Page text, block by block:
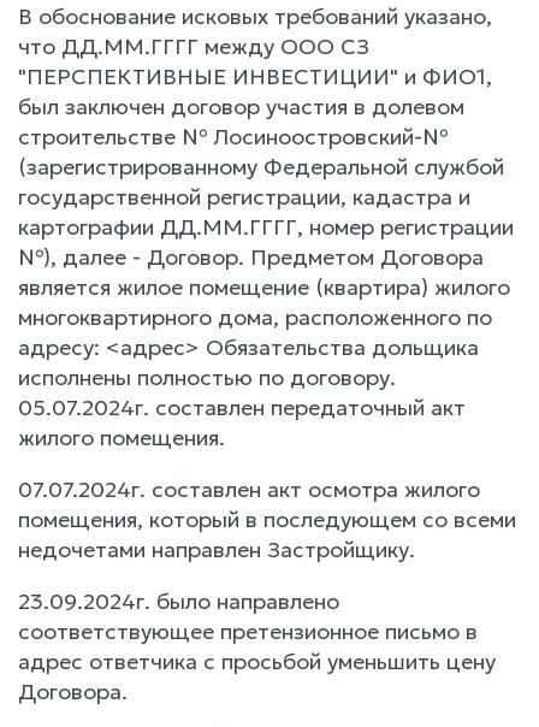
В обоснование исковых требований указано,
что ДД.ММ.ГГГГ между ООО СЗ
"ПЕРСПЕКТИВНЫЕ ИНВЕСТИЦИИ" и ФИО1,
был заключен договор участия в долевом
строительстве № Лосиноостровский-№
(зарегистрированному Федеральной службой
государственной регистрации, кадастра и
картографии ДД.ММ.ГГГГ, номер регистрации
№), далее - Договор. Предметом Договора
является жилое помещение (квартира) жилого
многоквартирного дома, расположенного по
адресу: <адрес> Обязательства дольщика
исполнены полностью по договору.
05.07.2024г. составлен передаточный акт
жилого помещения.
07.07.2024г. составлен акт осмотра жилого
помещения, который в последующем со всеми
недочетами направлен Застройщику.
23.09.2024г. было направлено
соответствующее претензионное письмо в
адрес ответчика с просьбой уменьшить цену
Договора.